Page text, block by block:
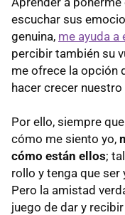
escuchar sus
genuina, me ayuda a
percibir también su
me ofrece la opción
hacer crecer nuestro
Por ello, siempre
cómo me siento yo,
cómo están ellos;
rollo y tenga que ser
Pero la amistad
juego de dar y